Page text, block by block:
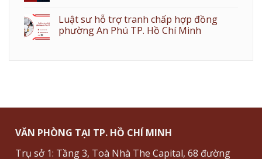
Luật sư hỗ trợ tranh chấp hợp đồng
phường An Phú TP. Hồ Chí Minh
VĂN PHÒNG TẠI TP. HỒ CHÍ MINH
Trụ sở 1: Tầng 3, Toà Nhà The Capital, 68 đường